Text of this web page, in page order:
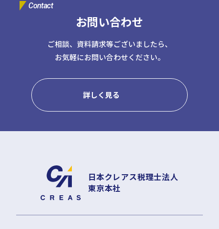
Contact
お問い合わせ
ご相談、資料請求等ございましたら、
お気軽にお問い合わせください。
詳しく見る
日本クレアス税理士法人
東京本社